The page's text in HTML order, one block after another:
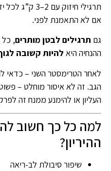
תרגילי חיזוק
אם לא התאמנת לפני.
גם תרגילים לבטן מותרים, כל
ההנחיה היא להיות קשובה
לאחר הטרימסטר השני – כדאי
הגב. זה לא איסור מוחלט –
העליון או להימנע ממנח זה
למה כל כך חשוב
ההיריון?
שיפור סיבולת לב-ריאה